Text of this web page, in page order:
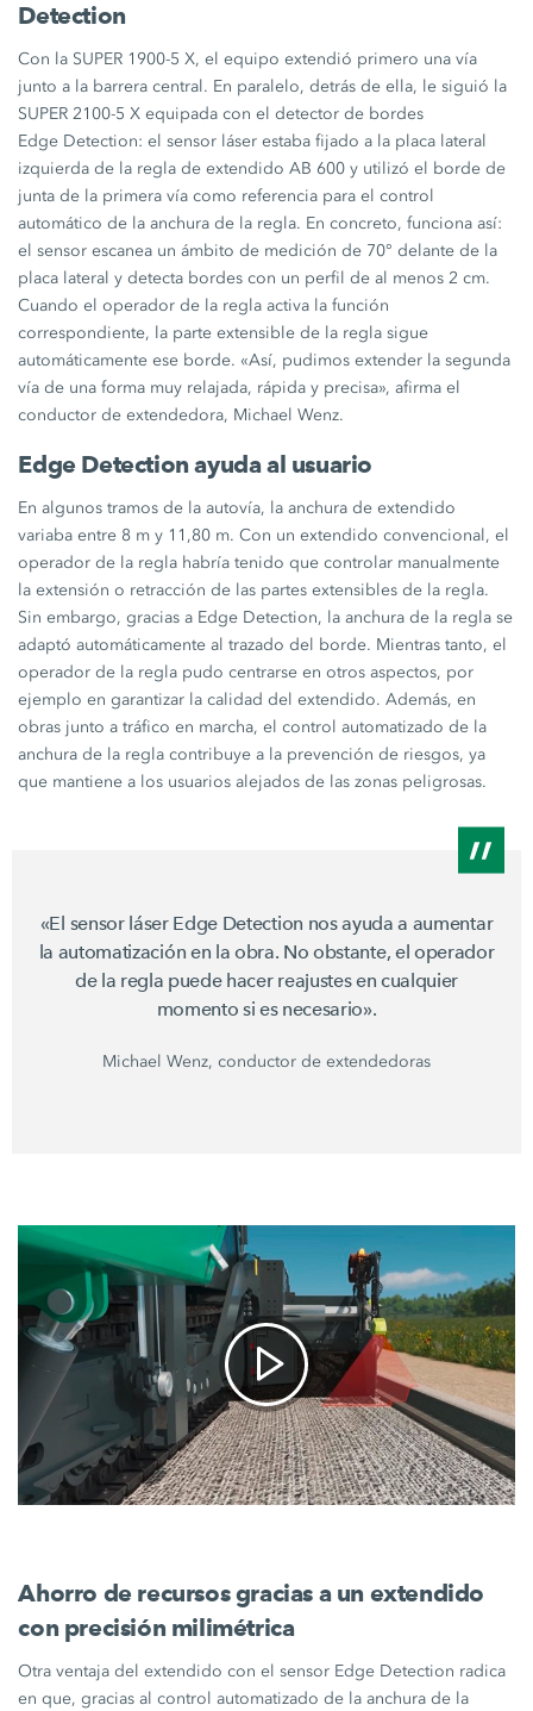
Detection
Con la SUPER 1900-5 X, el equipo extendió primero una vía
junto a la barrera central. En paralelo, detrás de ella, le siguió la
SUPER 2100-5 X equipada con el detector de bordes
Edge Detection: el sensor láser estaba fijado a la placa lateral
izquierda de la regla de extendidoAB 600 y utilizó el borde de
junta de la primera vía como referencia para el control
automático de la anchura de la regla. En concreto, funciona así:
el sensor escanea un ámbito de medición de 70° delante de la
placa lateral y detecta bordes con un perfil de al menos2 cm.
Cuando el operador de la regla activa la función
correspondiente, la parte extensible de la regla sigue
automáticamente ese borde. «Así, pudimos extender la segunda
vía de una forma muy relajada, rápida y precisa», afirma el
conductor de extendedora, Michael Wenz.
Edge Detectionayuda al usuario
En algunos tramos de la autovía, la anchura de extendido
variaba entre 8 m y 11,80 m. Con un extendido convencional, el
operador de la regla habría tenido que controlar manualmente
la extensión o retracción de las partes extensibles de la regla.
Sin embargo, gracias a Edge Detection, la anchura de la regla se
adaptó automáticamente al trazado del borde. Mientras tanto, el
operador de la regla pudo centrarse en otros aspectos, por
ejemplo en garantizar la calidad del extendido. Además, en
obras junto a tráfico en marcha, el control automatizado de la
anchura de la regla contribuye a la prevención de riesgos, ya
que mantiene a los usuarios alejados de las zonas peligrosas.
«El sensor láser Edge Detection nos ayuda a aumentar
la automatización en la obra. No obstante, el operador
de la regla puede hacer reajustes en cualquier
momento si es necesario».
Michael Wenz, conductor de extendedoras
Ahorro de recursos gracias a un extendido
con precisión milimétrica
Otra ventaja del extendido con el sensor Edge Detection radica
en que, gracias al control automatizado de la anchura de la